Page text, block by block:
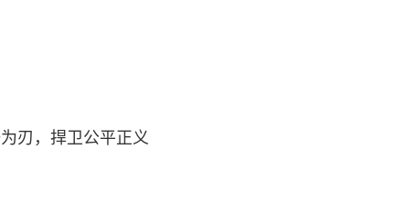
刃，捍卫公平正义